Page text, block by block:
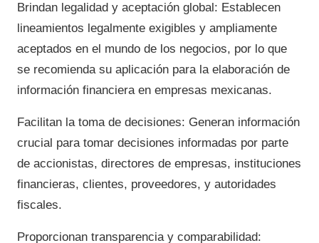
Brindan legalidad y aceptación global: Establecen
lineamientos legalmente exigibles y ampliamente
aceptados en el mundo de los negocios, por lo que
se recomienda su aplicación para la elaboración de
información financiera en empresas mexicanas.
Facilitan la toma de decisiones: Generan información
crucial para tomar decisiones informadas por parte
de accionistas, directores de empresas, instituciones
financieras, clientes, proveedores, y autoridades
fiscales.
Proporcionan transparencia y comparabilidad: